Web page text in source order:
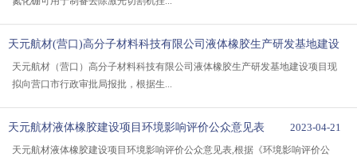
天元航材(营口)高分子材料科技有限公司液体橡胶生产研发基地建设
项目 环境影响评价公示（报批前公示）
2023-06-11
天元航材（营口）高分子材料科技有限公司液体橡胶生产研发基地建设项目现
拟向营口市行政审批局报批，根据生...
天元航材液体橡胶建设项目环境影响评价公众意见表 2023-04-21
天元航材液体橡胶建设项目环境影响评价公众意见表,根据《环境影响评价公